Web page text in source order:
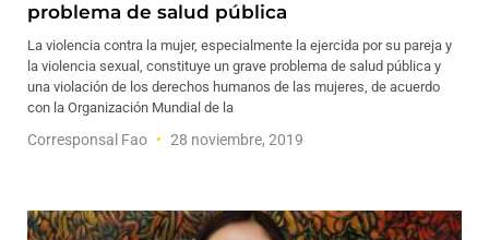
problema de salud pública
La violencia contra la mujer, especialmente la ejercida por su pareja y
la violencia sexual, constituye un grave problema de salud pública y
una violación de los derechos humanos de las mujeres, de acuerdo
con la Organización Mundial de la
Corresponsal Fao 28 noviembre, 2019